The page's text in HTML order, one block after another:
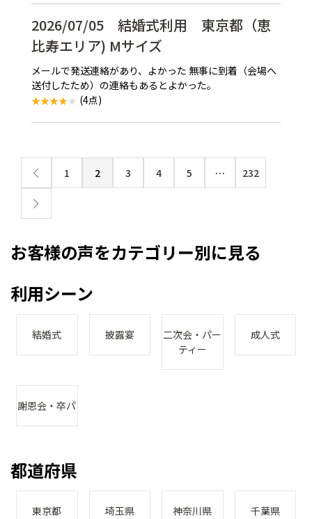
2026/07/05 結婚式利用 東京都（恵
比寿エリア) Mサイズ
メールで発送連絡があり、よかった 無事に到着（会場へ
送付したため）の連絡もあるとよかった。
(4点)
1 2 3 4 5 … 232
お客様の声をカテゴリー別に見る
利用シーン
結婚式 披露宴
二次会・パー
ティー
成人式
謝恩会・卒パ
都道府県
東京都 埼玉県 神奈川県 千葉県